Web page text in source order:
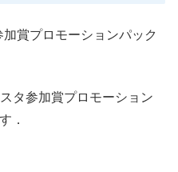
賞プロモーションパック
タ参加賞プロモーション
．